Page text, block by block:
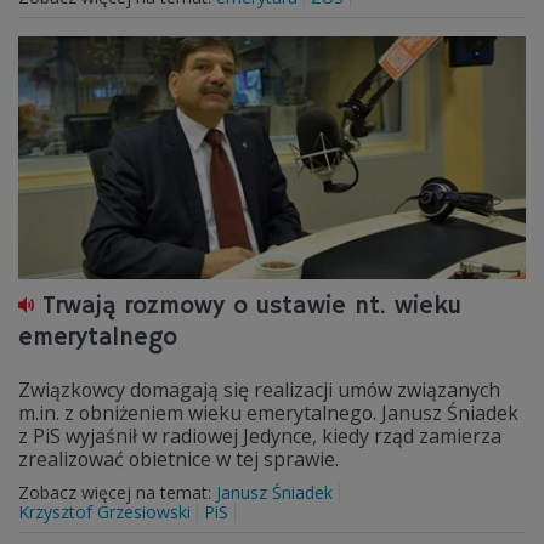
Trwają rozmowy o ustawie nt. wieku
emerytalnego
Związkowcy domagają się realizacji umów związanych
m.in. z obniżeniem wieku emerytalnego. Janusz Śniadek
z PiS wyjaśnił w radiowej Jedynce, kiedy rząd zamierza
zrealizować obietnice w tej sprawie.
Zobacz więcej na temat: Janusz Śniadek
Krzysztof Grzesiowski
PiS